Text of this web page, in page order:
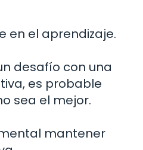
en el aprendizaje.
desafío con una
es probable
sea el mejor.
mantener